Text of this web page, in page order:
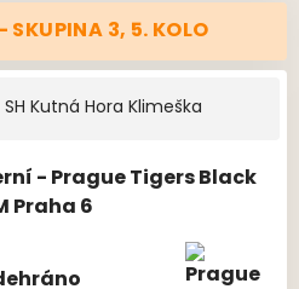
SKUPINA 3, 5. KOLO
SH Kutná Hora Klimeška
- Prague Tigers Black
Praha 6